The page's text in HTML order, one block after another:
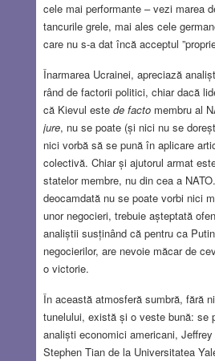
cele mai performante – vezi marea
tancurile grele, mai ales cele
care nu s-a dat încă acceptul
Înarmarea Ucrainei, apreciază
rând de factorii politici, chiar dacă
că Kievul este de factomembru al
jure, nu se poate (și nici nu se
nici vorbă să se pună în aplicare
colectivă. Chiar și ajutorul armat
statelor membre, nu din cea a
deocamdată nu se poate vorbi nici
unor negocieri, trebuie așteptată
analiștii susținând că pentru ca
negocierilor, are nevoie măcar de
o victorie.
În această atmosferă sumbră, fără
tunelului, există și o veste bună: se
analiști economici americani,
Stephen Tian de la Universitatea